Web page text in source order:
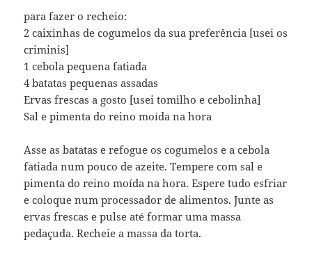
para fazer o recheio:
2 caixinhas de cogumelos da sua preferência [usei os
criminis]
1 cebola pequena fatiada
4 batatas pequenas assadas
Ervas frescas a gosto [usei tomilho e cebolinha]
Sal e pimenta do reino moída na hora
Asse as batatas e refogue os cogumelos e a cebola
fatiada num pouco de azeite. Tempere com sal e
pimenta do reino moída na hora. Espere tudo esfriar
e coloque num processador de alimentos. Junte as
ervas frescas e pulse até formar uma massa
pedaçuda. Recheie a massa da torta.